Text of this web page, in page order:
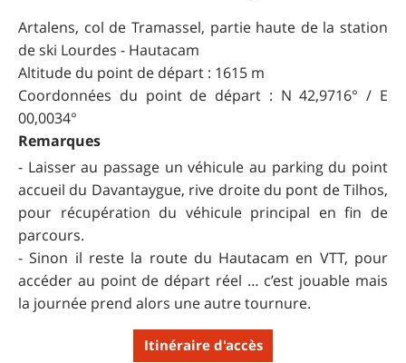
Artalens, col de Tramassel, partie haute de la station
de ski Lourdes - Hautacam
Altitude du point de départ : 1615 m
Coordonnées du point de départ : N 42,9716° / E
00,0034°
Remarques
- Laisser au passage un véhicule au parking du point
accueil du Davantaygue, rive droite du pont de Tilhos,
pour récupération du véhicule principal en fin de
parcours.
- Sinon il reste la route du Hautacam en VTT, pour
accéder au point de départ réel … c’est jouable mais
la journée prend alors une autre tournure.
Itinéraire d'accès